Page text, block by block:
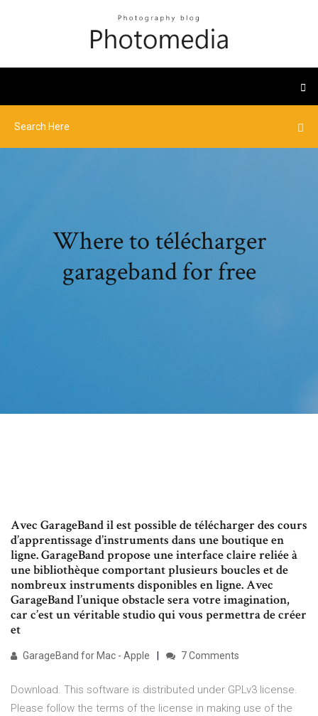
Where to télécharger
garageband for free
Avec GarageBand il est possible de télécharger des cours
d’apprentissage d’instruments dans une boutique en
ligne. GarageBand propose une interface claire reliée à
une bibliothèque comportant plusieurs boucles et de
nombreux instruments disponibles en ligne. Avec
GarageBand l’unique obstacle sera votre imagination,
car c’est un véritable studio qui vous permettra de créer
et
GarageBand for Mac - Apple 7 Comments
Download. This software is distributed under GPLv3 license.
Please follow the terms of the license in making use of the